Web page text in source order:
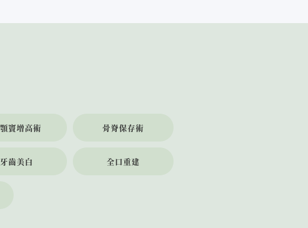
顎竇增高術 骨脊保存術
牙齒美白 全口重建